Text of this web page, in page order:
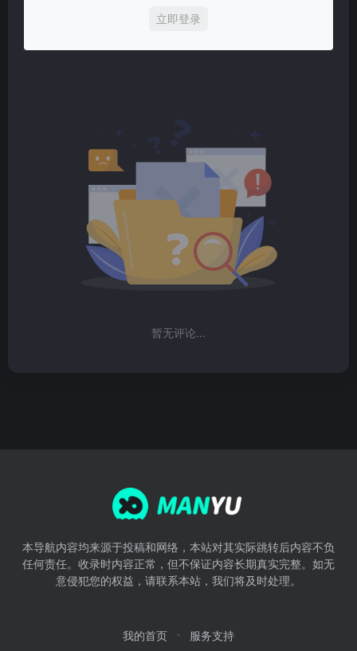
立即登录
暂无评论...
本导航内容均来源于投稿和网络，本站对其实际跳转后内容不负
任何责任。收录时内容正常，但不保证内容长期真实完整。如无
意侵犯您的权益，请联系本站，我们将及时处理。
我的首页 服务支持